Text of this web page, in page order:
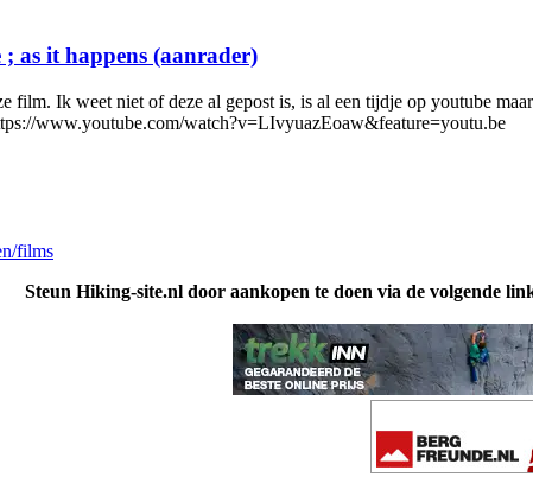
as it happens (aanrader)
film. Ik weet niet of deze al gepost is, is al een tijdje op youtube
www.youtube.com/watch?v=LIvyuazEoaw&feature=youtu.be
films
Steun Hiking-site.nl door aankopen te doen via de volgende